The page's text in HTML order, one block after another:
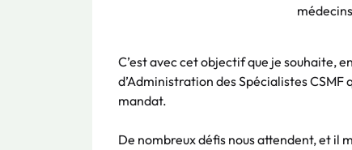
C’est avec cet objectif que je souhaite,
d’Administration des Spécialistes
mandat.
De nombreux défis nous attendent, et il